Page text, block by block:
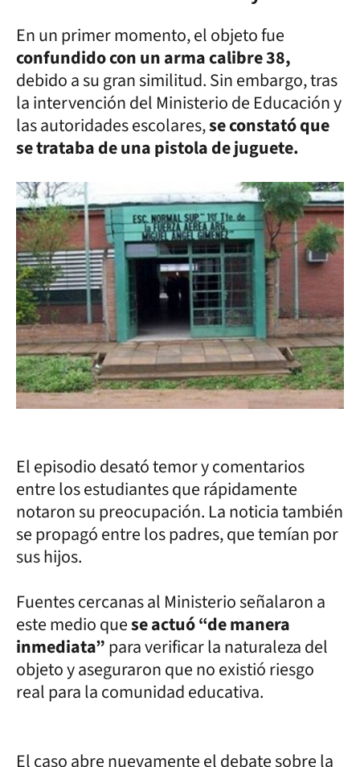
En un primer momento, el objeto fue
confundido con un arma calibre 38,
debido a su gran similitud. Sin embargo, tras
la intervención del Ministerio de Educación y
las autoridades escolares,se constató que
se trataba de una pistola de juguete.
El episodio desató temor y comentarios
entre los estudiantes que rápidamente
notaron su preocupación. La noticia también
se propagó entre los padres, que temían por
sus hijos.
Fuentes cercanas al Ministerio señalaron a
este medio quese actuó “de manera
inmediata”para verificar la naturaleza del
objeto y aseguraron que no existió riesgo
real para la comunidad educativa.
El caso abre nuevamente el debate sobre la